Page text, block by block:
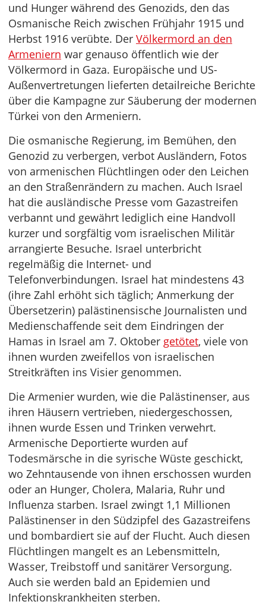
und Hunger während des Genozids, den das
Osmanische Reich zwischen Frühjahr 1915 und
Herbst 1916 verübte. Der Völkermord an den
Armeniern war genauso öffentlich wie der
Völkermord in Gaza. Europäische und US-
Außenvertretungen lieferten detailreiche Berichte
über die Kampagne zur Säuberung der modernen
Türkei von den Armeniern.
Die osmanische Regierung, im Bemühen, den
Genozid zu verbergen, verbot Ausländern, Fotos
von armenischen Flüchtlingen oder den Leichen
an den Straßenrändern zu machen. Auch Israel
hat die ausländische Presse vom Gazastreifen
verbannt und gewährt lediglich eine Handvoll
kurzer und sorgfältig vom israelischen Militär
arrangierte Besuche. Israel unterbricht
regelmäßig die Internet- und
Telefonverbindungen. Israel hat mindestens 43
(ihre Zahl erhöht sich täglich; Anmerkung der
Übersetzerin) palästinensische Journalisten und
Medienschaffende seit dem Eindringen der
Hamas in Israel am 7. Oktober getötet, viele von
ihnen wurden zweifellos von israelischen
Streitkräften ins Visier genommen.
Die Armenier wurden, wie die Palästinenser, aus
ihren Häusern vertrieben, niedergeschossen,
ihnen wurde Essen und Trinken verwehrt.
Armenische Deportierte wurden auf
Todesmärsche in die syrische Wüste geschickt,
wo Zehntausende von ihnen erschossen wurden
oder an Hunger, Cholera, Malaria, Ruhr und
Influenza starben. Israel zwingt 1,1 Millionen
Palästinenser in den Südzipfel des Gazastreifens
und bombardiert sie auf der Flucht. Auch diesen
Flüchtlingen mangelt es an Lebensmitteln,
Wasser, Treibstoff und sanitärer Versorgung.
Auch sie werden bald an Epidemien und
Infektionskrankheiten sterben.